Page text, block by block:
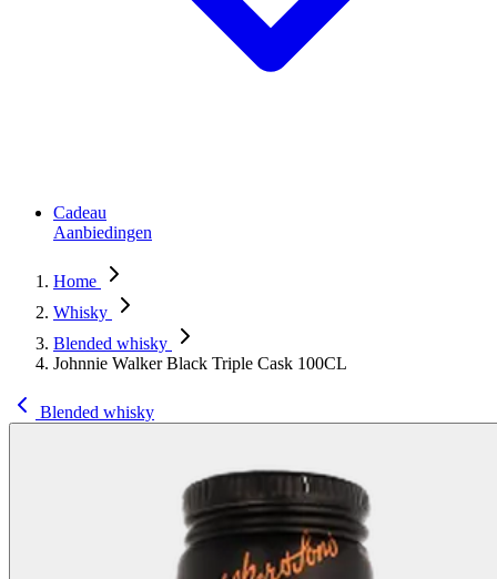
Cadeau
Aanbiedingen
Home
Whisky
Blended whisky
Johnnie Walker Black Triple Cask 100CL
Blended whisky